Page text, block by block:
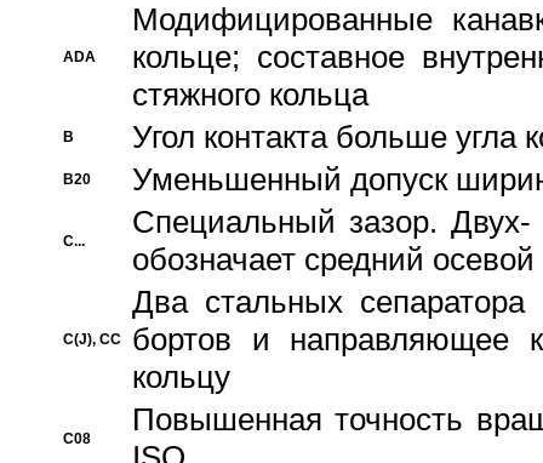
ADA
Модифицированные
кольце; составное
стяжного кольца
B Угол контакта больше угла
B20 Уменьшенный допуск
C...
Специальный зазор.
обозначает средний
C(J), CC
Два стальных сепаратора
бортов и направляющее
кольцу
C08
Повышенная точность